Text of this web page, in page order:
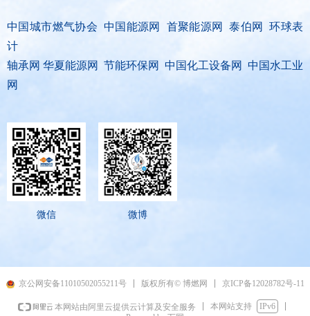
中国城市燃气协会 中国能源网 首聚能源网 泰伯网 环球表
计
轴承网 华夏能源网 节能环保网 中国化工设备网 中国水工业
网
微信 微博
京公网安备11010502055211号 版权所有© 博燃网 京ICP备12028782号-11
本网站由阿里云提供云计算及安全服务 本网站支持
IPv6